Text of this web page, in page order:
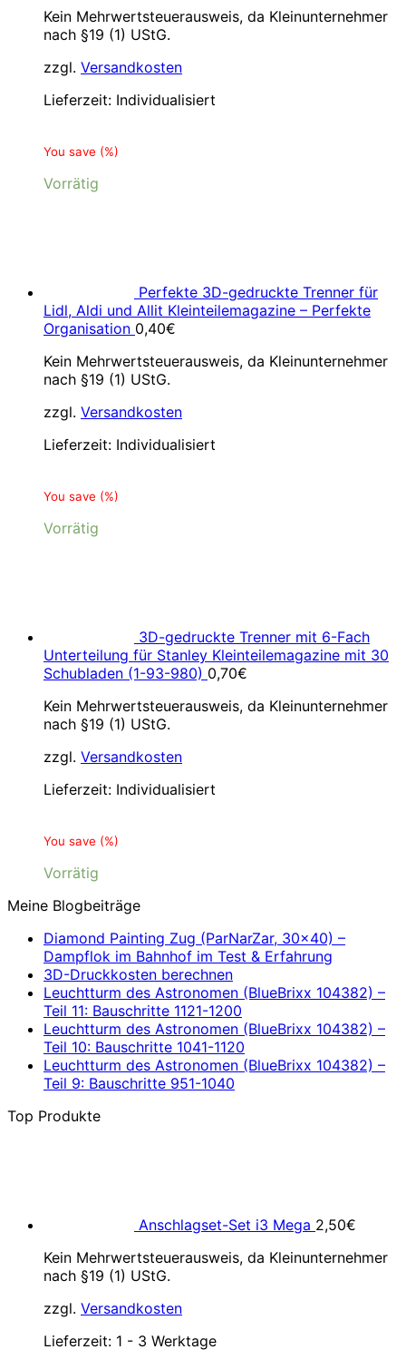
Kein Mehrwertsteuerausweis, da Kleinunternehmer
nach §19 (1) UStG.
zzgl. Versandkosten
Lieferzeit: Individualisiert
You save (%)
Vorrätig
Perfekte 3D-gedruckte Trenner für
Lidl, Aldi und Allit Kleinteilemagazine – Perfekte
Organisation 0,40€
Kein Mehrwertsteuerausweis, da Kleinunternehmer
nach §19 (1) UStG.
zzgl. Versandkosten
Lieferzeit: Individualisiert
You save (%)
Vorrätig
3D-gedruckte Trenner mit 6-Fach
Unterteilung für Stanley Kleinteilemagazine mit 30
Schubladen (1-93-980) 0,70€
Kein Mehrwertsteuerausweis, da Kleinunternehmer
nach §19 (1) UStG.
zzgl. Versandkosten
Lieferzeit: Individualisiert
You save (%)
Vorrätig
Meine Blogbeiträge
Diamond Painting Zug (ParNarZar, 30×40) –
Dampflok im Bahnhof im Test & Erfahrung
3D-Druckkosten berechnen
Leuchtturm des Astronomen (BlueBrixx 104382) –
Teil 11: Bauschritte 1121-1200
Leuchtturm des Astronomen (BlueBrixx 104382) –
Teil 10: Bauschritte 1041-1120
Leuchtturm des Astronomen (BlueBrixx 104382) –
Teil 9: Bauschritte 951-1040
Top Produkte
Anschlagset-Set i3 Mega 2,50€
Kein Mehrwertsteuerausweis, da Kleinunternehmer
nach §19 (1) UStG.
zzgl. Versandkosten
Lieferzeit: 1 - 3 Werktage